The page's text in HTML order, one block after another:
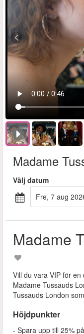
Madame
Välj datum
fre, 7 aug
Madame
Vill du vara VIP för en
Madame Tussauds
Tussauds London
Höjdpunkter
- Spara upp till 25%